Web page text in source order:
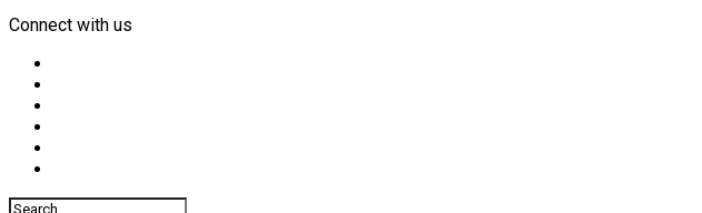
Connect with us